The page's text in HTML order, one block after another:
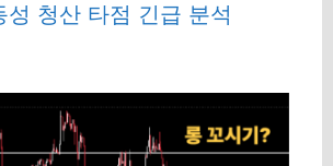
성 청산 타점 긴급 분석